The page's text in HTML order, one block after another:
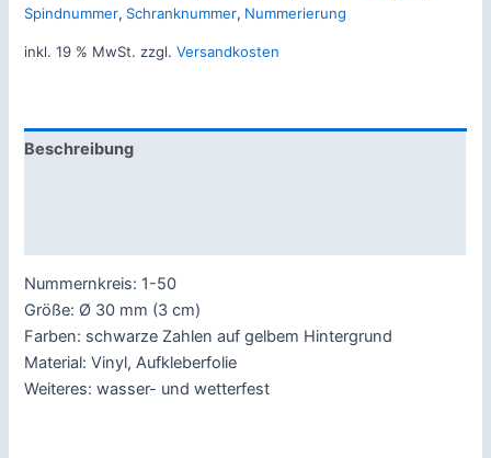
Spindnummer, Schranknummer, Nummerierung
inkl. 19 % MwSt. zzgl.Versandkosten
Beschreibung
Nummernkreis: 1-50
Größe: Ø 30 mm (3 cm)
Farben: schwarze Zahlen auf gelbem Hintergrund
Material: Vinyl, Aufkleberfolie
Weiteres: wasser- und wetterfest